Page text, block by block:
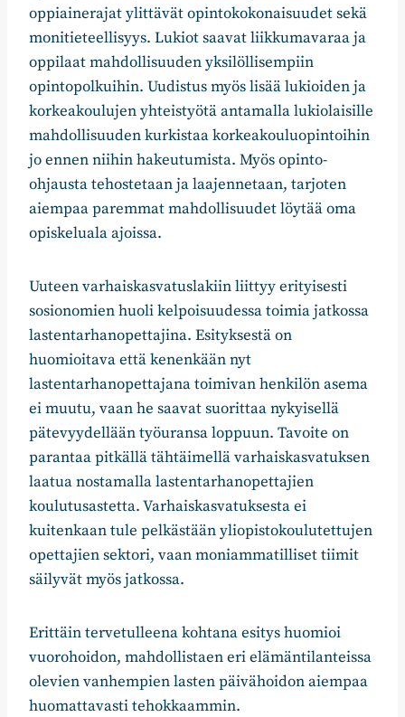
oppiainerajat ylittävät opintokokonaisuudet sekä
monitieteellisyys. Lukiot saavat liikkumavaraa ja
oppilaat mahdollisuuden yksilöllisempiin
opintopolkuihin. Uudistus myös lisää lukioiden ja
korkeakoulujen yhteistyötä antamalla lukiolaisille
mahdollisuuden kurkistaa korkeakouluopintoihin
jo ennen niihin hakeutumista. Myös opinto-
ohjausta tehostetaan ja laajennetaan, tarjoten
aiempaa paremmat mahdollisuudet löytää oma
opiskeluala ajoissa.
Uuteen varhaiskasvatuslakiin liittyy erityisesti
sosionomien huoli kelpoisuudessa toimia jatkossa
lastentarhanopettajina. Esityksestä on
huomioitava että kenenkään nyt
lastentarhanopettajana toimivan henkilön asema
ei muutu, vaan he saavat suorittaa nykyisellä
pätevyydellään työuransa loppuun. Tavoite on
parantaa pitkällä tähtäimellä varhaiskasvatuksen
laatua nostamalla lastentarhanopettajien
koulutusastetta. Varhaiskasvatuksesta ei
kuitenkaan tule pelkästään yliopistokoulutettujen
opettajien sektori, vaan moniammatilliset tiimit
säilyvät myös jatkossa.
Erittäin tervetulleena kohtana esitys huomioi
vuorohoidon, mahdollistaen eri elämäntilanteissa
olevien vanhempien lasten päivähoidon aiempaa
huomattavasti tehokkaammin.